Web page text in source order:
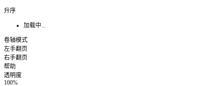
升序
加载中...
卷轴模式
左手翻页
右手翻页
帮助
透明度
100%